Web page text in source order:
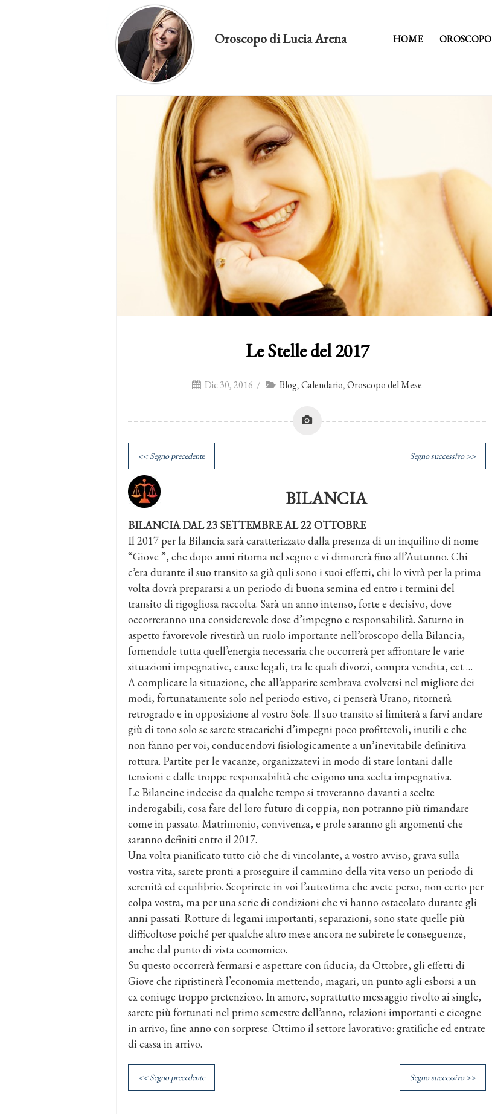
Oroscopo di Lucia Arena HOME OROSCOPO
Le Stelle del 2017
Dic 30, 2016 / Blog,Calendario,Oroscopo del Mese
<< Segno precedente Segno successivo >>
BILANCIA
BILANCIA DAL 23 SETTEMBRE AL 22 OTTOBRE
Il 2017 per la Bilancia sarà caratterizzato dalla presenza di un inquilino di nome
“Giove ”, che dopo anni ritorna nel segno e vi dimorerà fino all’Autunno. Chi
c’era durante il suo transito sa già quli sono i suoi effetti, chi lo vivrà per la prima
volta dovrà prepararsi a un periodo di buona semina ed entro i termini del
transito di rigogliosa raccolta. Sarà un anno intenso, forte e decisivo, dove
occorreranno una considerevole dose d’impegno e responsabilità. Saturno in
aspetto favorevole rivestirà un ruolo importante nell’oroscopo della Bilancia,
fornendole tutta quell’energia necessaria che occorrerà per affrontare le varie
situazioni impegnative, cause legali, tra le quali divorzi, compra vendita, ect …
A complicare la situazione, che all’apparire sembrava evolversi nel migliore dei
modi, fortunatamente solo nel periodo estivo, ci penserà Urano, ritornerà
retrogrado e in opposizione al vostro Sole. Il suo transito si limiterà a farvi andare
giù di tono solo se sarete stracarichi d’impegni poco profittevoli, inutili e che
non fanno per voi, conducendovi fisiologicamente a un’inevitabile definitiva
rottura. Partite per le vacanze, organizzatevi in modo di stare lontani dalle
tensioni e dalle troppe responsabilità che esigono una scelta impegnativa.
Le Bilancine indecise da qualche tempo si troveranno davanti a scelte
inderogabili, cosa fare del loro futuro di coppia, non potranno più rimandare
come in passato. Matrimonio, convivenza, e prole saranno gli argomenti che
saranno definiti entro il 2017.
Una volta pianificato tutto ciò che di vincolante, a vostro avviso, grava sulla
vostra vita, sarete pronti a proseguire il cammino della vita verso un periodo di
serenità ed equilibrio. Scoprirete in voi l’autostima che avete perso, non certo per
colpa vostra, ma per una serie di condizioni che vi hanno ostacolato durante gli
anni passati. Rotture di legami importanti, separazioni, sono state quelle più
difficoltose poiché per qualche altro mese ancora ne subirete le conseguenze,
anche dal punto di vista economico.
Su questo occorrerà fermarsi e aspettare con fiducia, da Ottobre, gli effetti di
Giove che ripristinerà l’economia mettendo, magari, un punto agli esborsi a un
ex coniuge troppo pretenzioso. In amore, soprattutto messaggio rivolto ai single,
sarete più fortunati nel primo semestre dell’anno, relazioni importanti e cicogne
in arrivo, fine anno con sorprese. Ottimo il settore lavorativo: gratifiche ed entrate
di cassa in arrivo.
<< Segno precedente Segno successivo >>